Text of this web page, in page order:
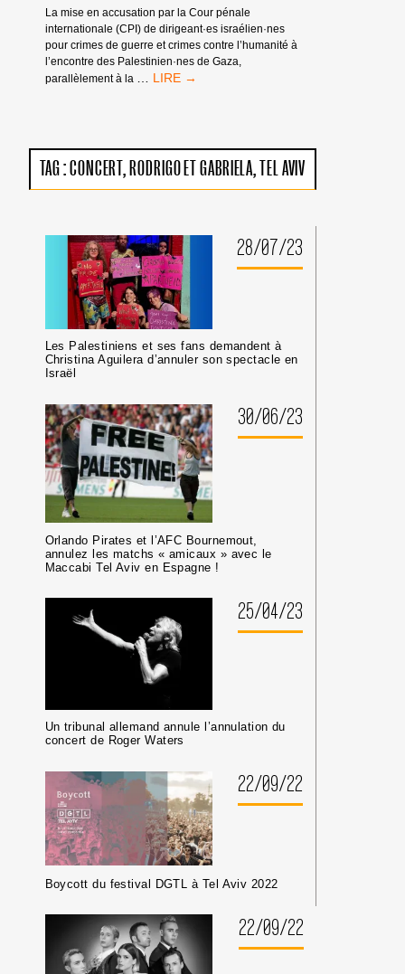
La mise en accusation par la Cour pénale
internationale (CPI) de dirigeant·es israélien·nes
pour crimes de guerre et crimes contre l’humanité à
l’encontre des Palestinien·nes de Gaza,
parallèlement à la
MANDATS
:
PAS
DE
CRIMINEL·LES
DE
GUERRE
ISRAÉLIEN·NES
PRÉSUMÉ·ES
DANS
MILIEUX
UNIVERSITAIRES
CULTURELS
TAG :CONCERT RODRIGO ET GABRIELA TEL AVIV
28/07/23
Les Palestiniens et ses fans demandent à
Christina Aguilera d’annuler son spectacle en
Israël
30/06/23
Orlando Pirates et l’AFC Bournemout,
annulez les matchs « amicaux » avec le
Maccabi Tel Aviv en Espagne !
25/04/23
Un tribunal allemand annule l’annulation du
concert de Roger Waters
22/09/22
Boycott du festival DGTL à Tel Aviv 2022
22/09/22